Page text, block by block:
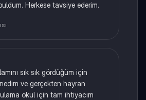
Herkese tavsiye ederim.
sık sık gördüğüm için
ve gerçekten hayran
okul için tam ihtiyacım